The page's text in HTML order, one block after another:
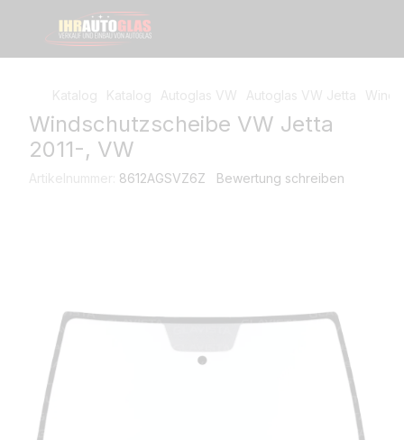
Katalog Katalog Autoglas VW Autoglas VW Jetta
Windschutzscheibe VW Jetta
2011-, VW
Artikelnummer: 8612AGSVZ6Z Bewertung schreiben